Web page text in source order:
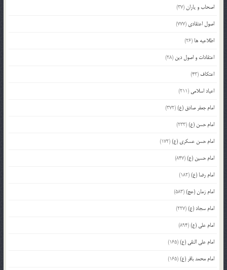
اصحاب و یاران(37)
اصول اعتقادی (777)
اطلاعیه ها (26)
اعتقادات و اصول دین (28)
اعتکاف (43)
اعیاد اسلامی (211)
امام جعفر صادق (ع)(372)
امام حسن (ع)(233)
امام حسن عسکری (ع)(172)
امام حسین (ع)(847)
امام رضا (ع)(182)
امام زمان (عج)(583)
امام سجاد (ع)(227)
امام علی (ع)(894)
امام علی النقی (ع)(165)
امام محمد باقر (ع)(165)